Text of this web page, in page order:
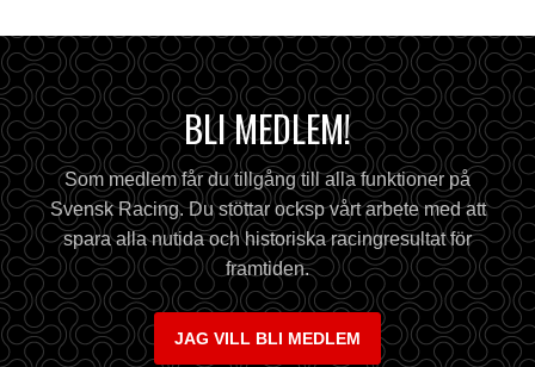
BLI MEDLEM!
Som medlem får du tillgång till alla funktioner på
Svensk Racing. Du stöttar ocksp vårt arbete med att
spara alla nutida och historiska racingresultat för
framtiden.
JAG VILL BLI MEDLEM